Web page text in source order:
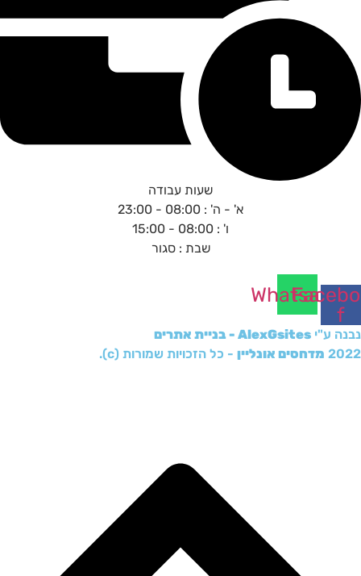
שעות עבודה
א' - ה' : 08:00 - 23:00
ו' : 08:00 - 15:00
שבת : סגור
f
Whatsapp
נבנה ע"י AlexGsites - בניית אתרים
2022 מדחסים אונליין - כל הזכויות שמורות (c).